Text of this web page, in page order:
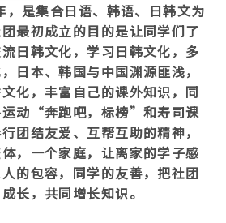
，是集合日语、韩语、日韩文为
最初成立的目的是让同学们了
日韩文化，学习日韩文化，多
日本、韩国与中国渊源匪浅，
化，丰富自己的课外知识，同
运动“奔跑吧，标榜”和寿司课
团结友爱、互帮互助的精神，
，一个家庭，让离家的学子感
的包容，同学的友善，把社团
长，共同增长知识。